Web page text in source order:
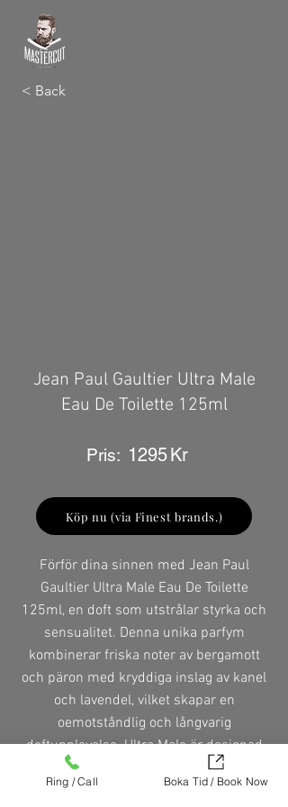
< Back
Jean Paul Gaultier Ultra Male
Eau De Toilette 125ml
Pris: 1295Kr
Köp nu (via Finest brands.)
Förför dina sinnen med Jean Paul
Gaultier Ultra Male Eau De Toilette
125ml, en doft som utstrålar styrka och
sensualitet. Denna unika parfym
kombinerar friska noter av bergamott
och päron med kryddiga inslag av kanel
och lavendel, vilket skapar en
oemotståndlig och långvarig
doftupplevelse. Ultra Male är designad
för den moderna mannen som vågar
sticka ut och uttrycka sin individualitet.
Ring / Call Boka Tid / Book Now